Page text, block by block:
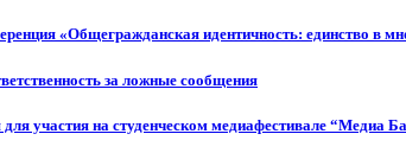
«Общегражданская идентичность: единство в
за ложные сообщения
участия на студенческом медиафестивале “Медиа